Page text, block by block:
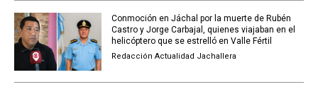
Conmoción en Jáchal por la muerte de Rubén
Castro y Jorge Carbajal, quienes viajaban en el
helicóptero que se estrelló en Valle Fértil
Redacción Actualidad Jachallera